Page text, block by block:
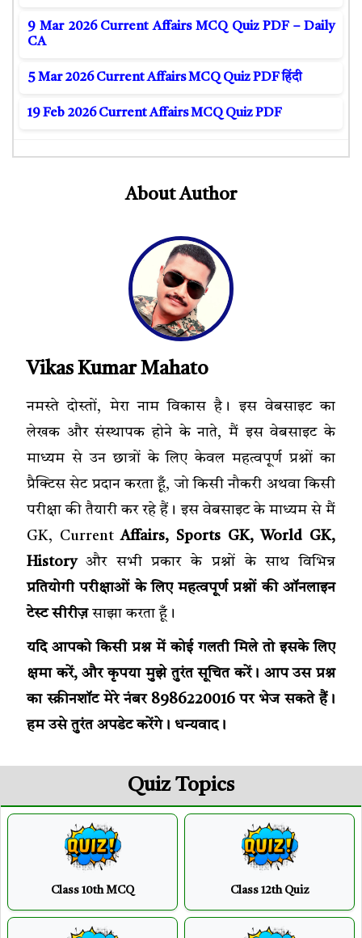
9 Mar 2026 Current Affairs MCQ Quiz PDF – Daily
CA
5 Mar 2026 Current Affairs MCQ Quiz PDF हिंदी
19 Feb 2026 Current Affairs MCQ Quiz PDF
About Author
Vikas Kumar Mahato
नमस्ते दोस्तों, मेरा नाम विकास है। इस वेबसाइट का
लेखक और संस्थापक होने के नाते, मैं इस वेबसाइट के
माध्यम से उन छात्रों के लिए केवल महत्वपूर्ण प्रश्नों का
प्रैक्टिस सेट प्रदान करता हूँ, जो किसी नौकरी अथवा किसी
परीक्षा की तैयारी कर रहे हैं। इस वेबसाइट के माध्यम से मैं
GK, CurrentAffairs, Sports GK, World GK,
Historyऔर सभी प्रकार के प्रश्नों के साथ विभिन्न
प्रतियोगी परीक्षाओं के लिए महत्वपूर्ण प्रश्नों की ऑनलाइन
टेस्ट सीरीज़साझा करता हूँ।
यदि आपको किसी प्रश्न में कोई गलती मिले तो इसके लिए
क्षमा करें, और कृपया मुझे तुरंत सूचित करें। आप उस प्रश्न
का स्क्रीनशॉट मेरे नंबर 8986220016 पर भेज सकते हैं।
हम उसे तुरंत अपडेट करेंगे। धन्यवाद।
Quiz Topics
Class 10th MCQ Class 12th Quiz